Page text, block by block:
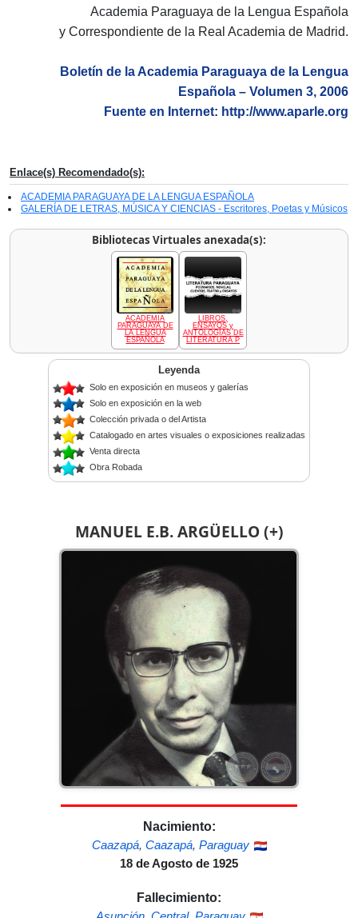
MANUEL E.B. ARGÜELLO (+)
Nacimiento:
Caazapá, Caazapá, Paraguay
18 de Agosto de 1925
Fallecimiento:
Academia Paraguaya de la Lengua Española
y Correspondiente de la Real Academia de Madrid.
Boletín de la Academia Paraguaya de la Lengua
Española – Volumen 3, 2006
Fuente en Internet: http://www.aparle.org
Enlace(s) Recomendado(s):
ACADEMIA PARAGUAYA DE LA LENGUA ESPAÑOLA
GALERÍA DE LETRAS, MÚSICA Y CIENCIAS - Escritores, Poetas y Músicos
Bibliotecas Virtuales anexada(s):
ACADEMIA
PARAGUAYA DE
LA LENGUA
ESPAÑOLA
LIBROS,
ENSAYOS y
ANTOLOGÍAS DE
LITERATURA P
Leyenda
Solo en exposición en museos y galerías
Solo en exposición en la web
Colección privada o del Artista
Catalogado en artes visuales o exposiciones realizadas
Venta directa
Obra Robada